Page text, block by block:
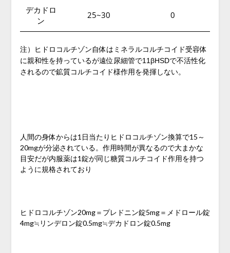
デカドロ
ン
25~30 0
注）ヒドロコルチゾン自体はミネラルコルチコイド受容体
に親和性を持っているが遠位尿細管で11βHSDで不活性化
されるので鉱質コルチコイド様作用を発揮しない。
人間の身体からは1日当たりヒドロコルチゾン換算で15～
20mgが分泌されている。作用時間が異なるので大まかな
目安だが内服薬は1錠が同じ糖質コルチコイド作用を持つ
ように規格されており
ヒドロコルチゾン20mg＝プレドニン錠5mg＝メドロール錠
4mg≒リンデロン錠0.5mg≒デカドロン錠0.5mg